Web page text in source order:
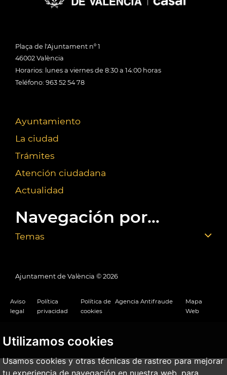
Utilizamos cookies
Usamos cookies y otras técnicas de rastreo para mejorar
tu experiencia de navegación en nuestra web, para
Plaça de l'Ajuntament nº 1
46002 València
Horarios: lunes a viernes de 8:30 a 14:00 horas
Teléfono: 963 52 54 78
Ayuntamiento
La ciudad
Trámites
Atención ciudadana
Actualidad
Navegación por...
Temas
Ajuntament de València © 2026
Aviso
legal
Política
privacidad
Política de
cookies
Agencia Antifraude
Mapa
Web